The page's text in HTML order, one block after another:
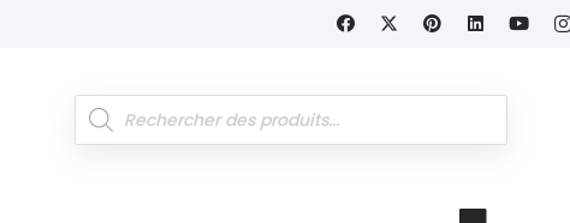
Recherche
de
produits